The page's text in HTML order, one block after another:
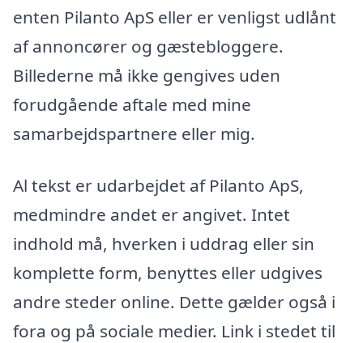
enten Pilanto ApS eller er venligst udlånt
af annoncører og gæstebloggere.
Billederne må ikke gengives uden
forudgående aftale med mine
samarbejdspartnere eller mig.
Al tekst er udarbejdet af Pilanto ApS,
medmindre andet er angivet. Intet
indhold må, hverken i uddrag eller sin
komplette form, benyttes eller udgives
andre steder online. Dette gælder også i
fora og på sociale medier. Link i stedet til